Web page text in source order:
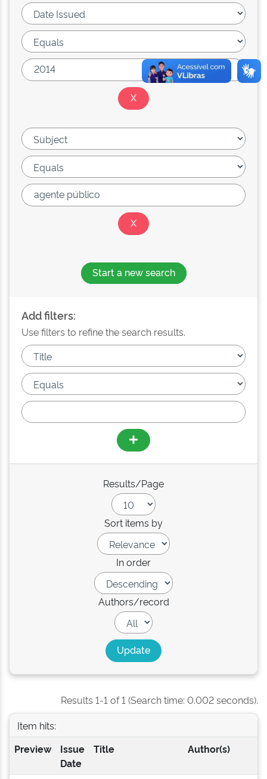
Start a new search
Add filters:
Use filters to refine the search results.
Results/Page
Sort items by
In order
Authors/record
Results 1-1 of 1 (Search time: 0.002 seconds).
Item hits:
Preview
Issue
Date
Title Author(s)